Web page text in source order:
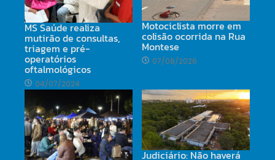
MS Saúde realiza
mutirão de consultas,
triagem e pré-
operatórios
oftalmológicos
04/07/2024
Motociclista morre em
colisão ocorrida na Rua
Montese
07/08/2026
Judiciário: Não haverá